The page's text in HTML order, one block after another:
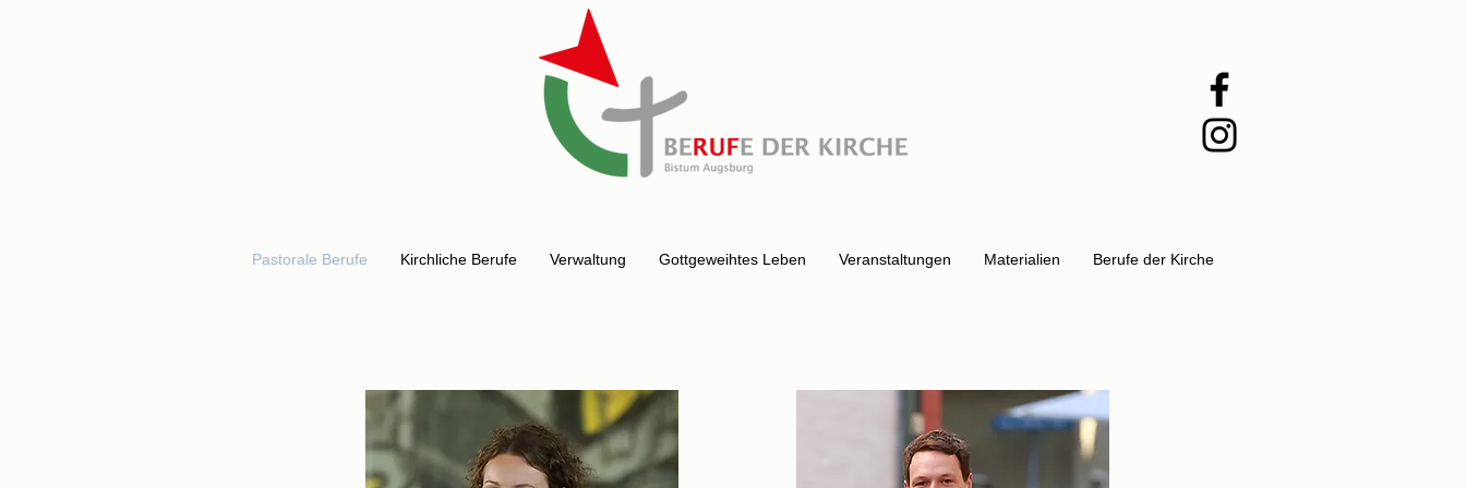
Pastorale Berufe Kirchliche Berufe Verwaltung Gottgeweihtes Leben Veranstaltungen Materialien Berufe der Kirche